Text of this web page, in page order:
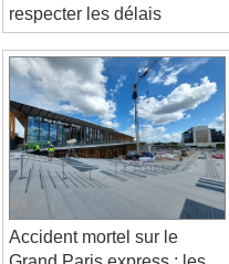
Grand Paris express : les